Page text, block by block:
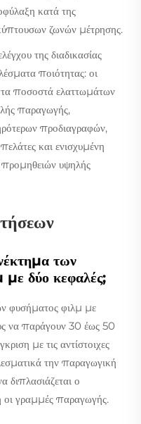
κατά της
ζωνών μέτρησης.
της διαδικασίας
ποιότητας: οι
τα ποσοστά ελαττωμάτων
παραγωγής,
προδιαγραφών,
και ενισχυμένη
υψηλής
των
με δύο κεφαλές;
φυσήματος φιλμ με
να παράγουν 30 έως 50
με τις αντίστοιχες
την παραγωγική
διπλασιάζεται ο
οι γραμμές παραγωγής.